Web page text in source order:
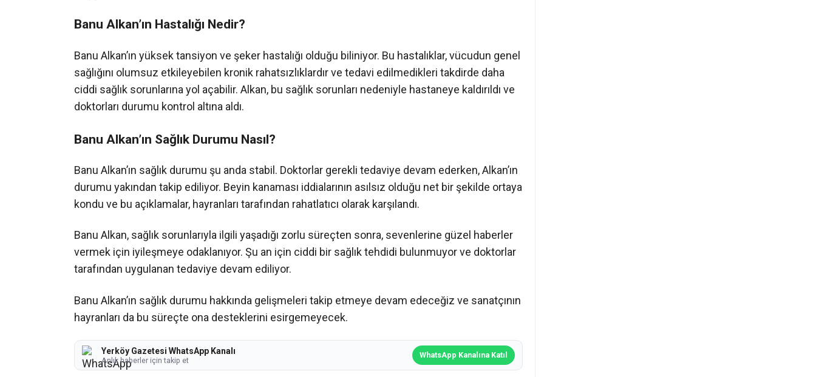
Banu Alkan’ın Hastalığı Nedir?
Banu Alkan’ın yüksek tansiyon ve şeker hastalığı olduğu biliniyor. Bu hastalıklar, vücudun genel
sağlığını olumsuz etkileyebilen kronik rahatsızlıklardır ve tedavi edilmedikleri takdirde daha
ciddi sağlık sorunlarına yol açabilir. Alkan, bu sağlık sorunları nedeniyle hastaneye kaldırıldı ve
doktorları durumu kontrol altına aldı.
Banu Alkan’ın Sağlık Durumu Nasıl?
Banu Alkan’ın sağlık durumu şu anda stabil. Doktorlar gerekli tedaviye devam ederken, Alkan’ın
durumu yakından takip ediliyor. Beyin kanaması iddialarının asılsız olduğu net bir şekilde ortaya
kondu ve bu açıklamalar, hayranları tarafından rahatlatıcı olarak karşılandı.
Banu Alkan, sağlık sorunlarıyla ilgili yaşadığı zorlu süreçten sonra, sevenlerine güzel haberler
vermek için iyileşmeye odaklanıyor. Şu an için ciddi bir sağlık tehdidi bulunmuyor ve doktorlar
tarafından uygulanan tedaviye devam ediliyor.
Banu Alkan’ın sağlık durumu hakkında gelişmeleri takip etmeye devam edeceğiz ve sanatçının
hayranları da bu süreçte ona desteklerini esirgemeyecek.
Yerköy Gazetesi WhatsApp Kanalı
Anlık haberler için takip et
WhatsApp Kanalına Katıl